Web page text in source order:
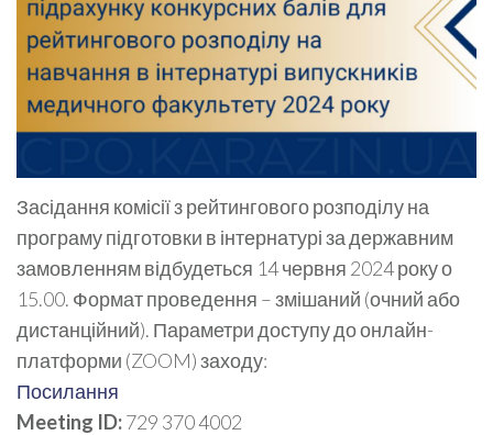
Засідання комісії з рейтингового розподілу на
програму підготовки в інтернатурі за державним
замовленням відбудеться 14 червня 2024 року о
15.00. Формат проведення – змішаний (очний або
дистанційний). Параметри доступу до онлайн-
платформи (ZOOM) заходу:
Посилання
Meeting ID:729 370 4002